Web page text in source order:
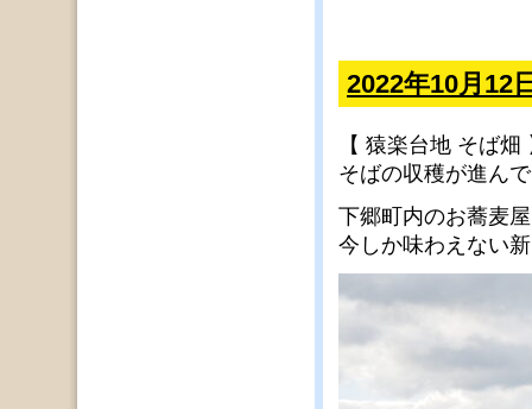
2022年10月12
【 猿楽台地 そば畑
そばの収穫が進ん
下郷町内のお蕎麦
今しか味わえない